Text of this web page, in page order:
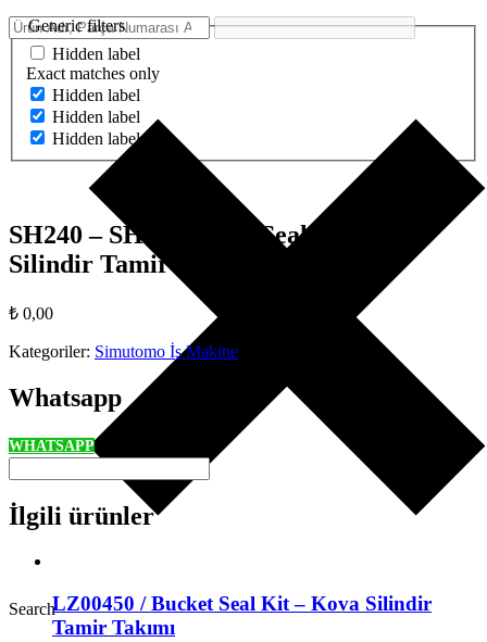
Search
Generic filters
Hidden label
Exact matches only
Hidden label
Hidden label
Hidden label
SH240 – SH300 / Arm Seal Kit – Arm
Silindir Tamir Takımı
₺ 0,00
Kategoriler: Simutomo İş Makine
Whatsapp
WHATSAPP
İlgili ürünler
LZ00450 / Bucket Seal Kit – Kova Silindir
Tamir Takımı